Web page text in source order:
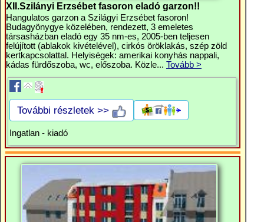
XII.Szilányi Erzsébet fasoron eladó garzon!!
Hangulatos garzon a Szilágyi Erzsébet fasoron!
Budagyönygye közelében, rendezett, 3 emeletes
társasházban eladó egy 35 nm-es, 2005-ben teljesen
felújított (ablakok kivételével), cirkós öröklakás, szép zöld
kertkapcsolattal. Helyiségek: amerikai konyhás nappali,
kádas fürdőszoba, wc, előszoba. Közle... Tovább >
További részletek >>
Ingatlan - kiadó